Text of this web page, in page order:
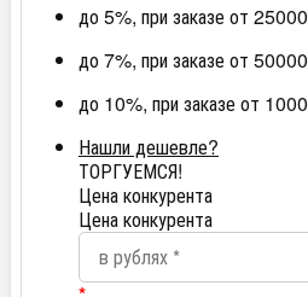
до 5%, при заказе от
до 7%, при заказе от
до 10%, при заказе от
Нашли дешевле?
ТОРГУЕМСЯ!
Цена конкурента
Цена конкурента